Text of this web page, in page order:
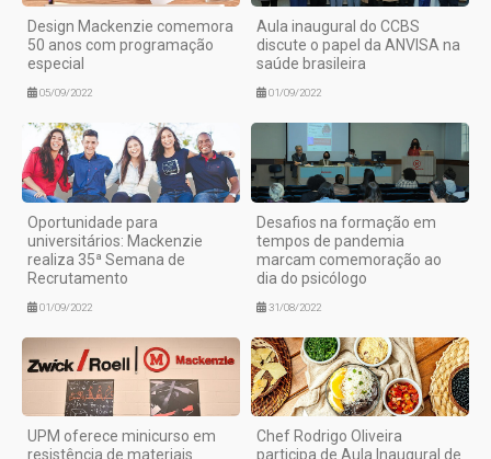
Design Mackenzie comemora
50 anos com programação
especial
05/09/2022
Aula inaugural do CCBS
discute o papel da ANVISA na
saúde brasileira
01/09/2022
Oportunidade para
universitários: Mackenzie
realiza 35ª Semana de
Recrutamento
01/09/2022
Desafios na formação em
tempos de pandemia
marcam comemoração ao
dia do psicólogo
31/08/2022
UPM oferece minicurso em
resistência de materiais
Chef Rodrigo Oliveira
participa de Aula Inaugural de